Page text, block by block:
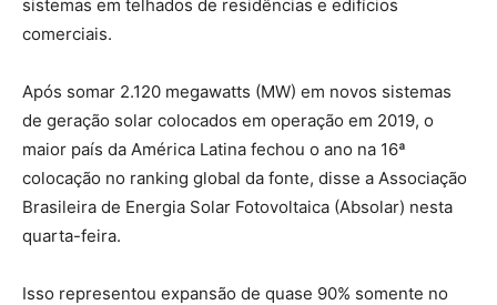
sistemas em telhados de residências e edifícios
comerciais.
Após somar 2.120 megawatts (MW) em novos sistemas
de geração solar colocados em operação em 2019, o
maior país da América Latina fechou o ano na 16ª
colocação no ranking global da fonte, disse a Associação
Brasileira de Energia Solar Fotovoltaica (Absolar) nesta
quarta-feira.
Isso representou expansão de quase 90% somente no